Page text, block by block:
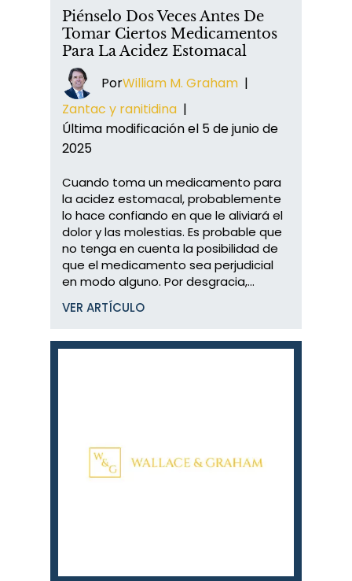
Piénselo Dos Veces Antes De
Tomar Ciertos Medicamentos
Para La Acidez Estomacal
PorWilliam M. Graham |
Zantac y ranitidina |
Última modificación el 5 de junio de
2025
Cuando toma un medicamento para
la acidez estomacal, probablemente
lo hace confiando en que le aliviará el
dolor y las molestias. Es probable que
no tenga en cuenta la posibilidad de
que el medicamento sea perjudicial
en modo alguno. Por desgracia,...
VER ARTÍCULO